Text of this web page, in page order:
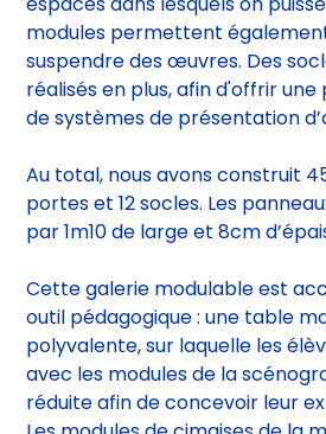
Au total, nous avons construit 45
portes et 12 socles. Les
par 1m10 de large et 8cm
outil pédagogique : une table
polyvalente, sur laquelle les
avec les modules de la
Les modules de cimaises de la
s’aimantent à la table afin de
conception des scénographies
Projets